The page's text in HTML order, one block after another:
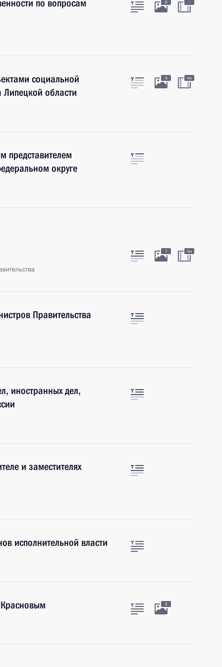
по вопросам 6 :
социальной
Липецкой области
9 4м
округе
7 3м
Правительства
иностранных дел,
и заместителях
исполнительной власти
5